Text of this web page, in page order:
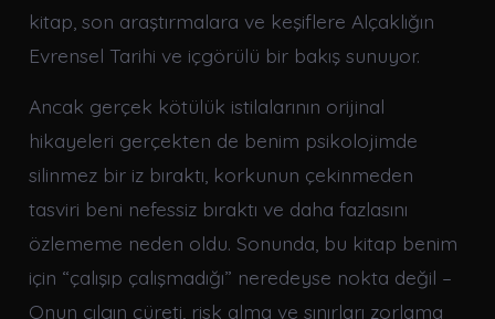
kitap, son araştırmalara ve keşiflere Alçaklığın
Evrensel Tarihi ve içgörülü bir bakış sunuyor.
Ancak gerçek kötülük istilalarının orijinal
hikayeleri gerçekten de benim psikolojimde
silinmez bir iz bıraktı, korkunun çekinmeden
tasviri beni nefessiz bıraktı ve daha fazlasını
özlememe neden oldu. Sonunda, bu kitap benim
için “çalışıp çalışmadığı” neredeyse nokta değil –
Onun çılgın cüreti, risk alma ve sınırları zorlama